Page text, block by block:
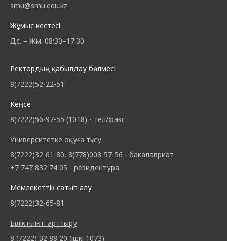
smu@smu.edu.kz
Жұмыс кестесі
Дс. – Жм. 08:30–17:30
Ректордың қабылдау бөлмесі
8(7222)52-22-51
Кеңсе
8(7222)56-97-55 (1018) - тел/факс
Университетке оқуға түсу
8(7222)32-61-80, 8(778)008-57-56 - бакалавриат
+7 747 832 74 05 - резидентура
Мемлекеттік сатып алу
8(7222)32-65-81
Біліктілікті арттыру
8 (7222) 32 88 20 (ішкі 1073)